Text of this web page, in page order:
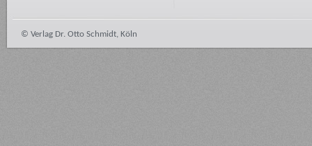
© Verlag Dr. Otto Schmidt, Köln